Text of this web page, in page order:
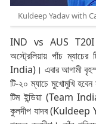
Kuldeep Yadav with
IND vs AUS T20I
অস্ট্রেলিয়ায় পাঁচ
India)। এবার আগামী
টি-২০ ম্যাচে মুখোমুখি
টিম ইন্ডিয়া (Team
কুলদীপ যাদব (Kuldeep